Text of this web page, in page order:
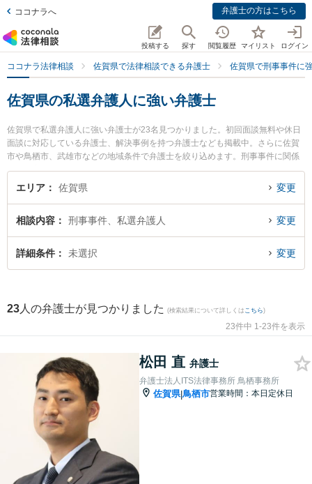
ココナラへ 弁護士の方はこちら
投稿する 探す 閲覧履歴 マイリスト ログイン
ココナラ法律相談 佐賀県で法律相談できる弁護士 佐賀県で刑事事件に
佐賀県の私選弁護人に強い弁護士
佐賀県で私選弁護人に強い弁護士が23名見つかりました。初回面談無料や休日
面談に対応している弁護士、解決事例を持つ弁護士なども掲載中。さらに佐賀
市や鳥栖市、武雄市などの地域条件で弁護士を絞り込めます。刑事事件に関係
する加害者側や少年事件、再犯・前科あり等の細かな分野での絞り込み検索も
でき便利です。特に弁護士法人ITS法律事務所 鳥栖事務所の松田 直弁護士や筑
紫野基山法律事務所の尾関 大雅弁護士、小畑法律事務所の野口 大弁護士のプロ
夜間に発生した私選弁護人のトラブルを今すぐに弁護士に相談したい』『私選
弁護人のトラブル解決の実績豊富な近くの弁護士を検索したい』『初回相談無
料で私選弁護人を法律相談できる佐賀県内の弁護士に相談予約したい』などで
エリア 佐賀県 変更
相談内容 刑事事件、私選弁護人 変更
詳細条件 未選択 変更
23 人の弁護士が見つかりました (検索結果について詳しくは こちら)
23件中 1-23件を表示
松田 直 弁護士
弁護士法人ITS法律事務所 鳥栖事務所
佐賀県|鳥栖市営業時間：本日定休日